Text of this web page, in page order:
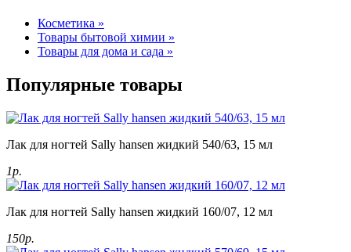
Косметика »
Товары бытовой химии »
Товары для дома и сада »
Популярные товары
Лак для ногтей Sally hansen жидкий 540/63, 15 мл
1р.
Лак для ногтей Sally hansen жидкий 160/07, 12 мл
150р.